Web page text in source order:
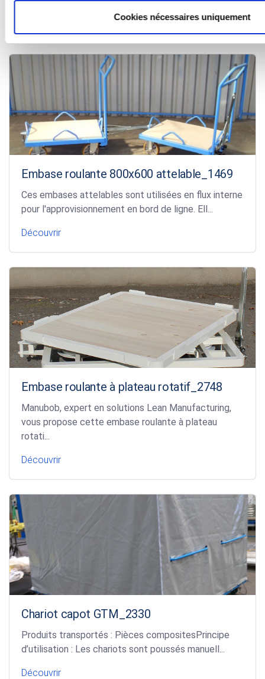
Cookies nécessaires uniquement
Embase roulante 800x600 attelable_1469
Ces embases attelables sont utilisées en flux interne
pour l'approvisionnement en bord de ligne. Ell...
Découvrir
Embase roulante à plateau rotatif_2748
Manubob, expert en solutions Lean Manufacturing,
vous propose cette embase roulante à plateau
rotati...
Découvrir
Chariot capot GTM_2330
Produits transportés : Pièces compositesPrincipe
d’utilisation : Les chariots sont poussés manuell...
Découvrir